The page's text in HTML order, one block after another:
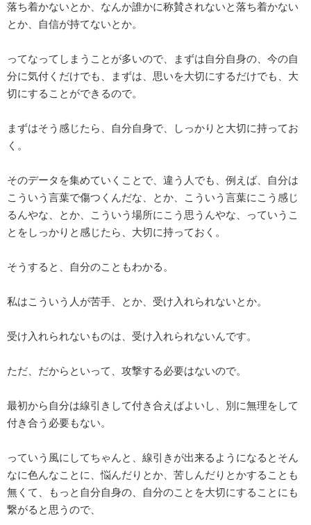
落ち着かないとか、なんか誰かに称賛されないと落ち着かない
とか、自信が持てないとか。
ってなってしまうことが多いので、まずは自分自身の、今の自
分に気付くだけでも、まずは、思いを大切にするだけでも、大
切にすることができるので。
まずはそう感じたら、自分自身で、しっかりと大切に持ってお
く。
そのデータを集めていくことで、違う人でも、例えば、自分は
こういう言葉で傷つくんだな、とか、こういう言葉にこう感じ
るんやな、とか、こういう場所にこう思うんやな、っていうこ
とをしっかりと感じたら、大切に持っておく。
そうすると、自分のこともわかる。
私はこういう人が苦手、とか、受け入れられないとか。
受け入れられないものは、受け入れられないんです。
ただ、だからといって、攻撃する必要はないので。
最初から自分は線引きして付き合えばよいし、別に無理をして
付き合う必要もない。
っていう風にしてちゃんと、線引きが出来るようになるとそん
なに色んなことに、悩んだりとか、苦しんだりとかすることも
無くて、もっと自分自身の、自分のことを大切にすることにも
繋がると思うので、